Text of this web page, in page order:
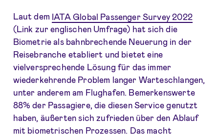
Laut dem IATA Global Passenger Survey 2022
(Link zur englischen Umfrage) hat sich die
Biometrie als bahnbrechende Neuerung in der
Reisebranche etabliert und bietet eine
vielversprechende Lösung für das immer
wiederkehrende Problem langer Warteschlangen,
unter anderem am Flughafen. Bemerkenswerte
88% der Passagiere, die diesen Service genutzt
haben, äußerten sich zufrieden über den Ablauf
mit biometrischen Prozessen. Das macht